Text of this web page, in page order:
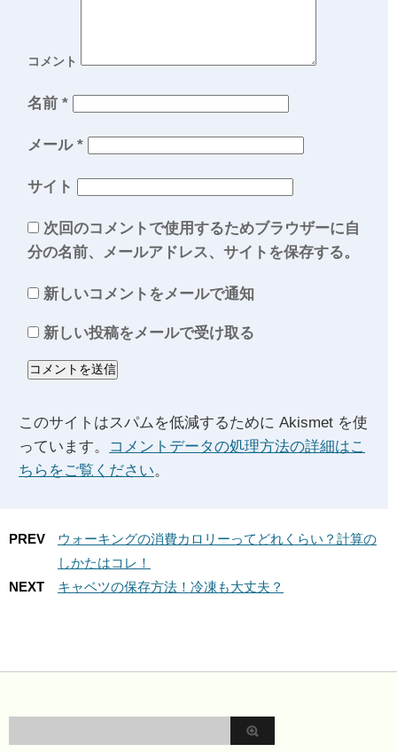
コメント
名前 *
メール *
サイト
次回のコメントで使用するためブラウザーに自
分の名前、メールアドレス、サイトを保存する。
新しいコメントをメールで通知
新しい投稿をメールで受け取る
このサイトはスパムを低減するために Akismet を使
っています。
コメントデータの処理方法の詳細はこ
ちらをご覧ください。
PREV
ウォーキングの消費カロリーってどれくらい？計算の
しかたはコレ！
NEXT
キャベツの保存方法！冷凍も大丈夫？